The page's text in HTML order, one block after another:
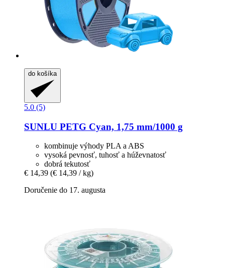
do košíka
5.0 (5)
SUNLU PETG Cyan, 1,75 mm/1000 g
kombinuje výhody PLA a ABS
vysoká pevnosť, tuhosť a húževnatosť
dobrá tekutosť
€ 14,39 (€ 14,39 / kg)
Doručenie do 17. augusta